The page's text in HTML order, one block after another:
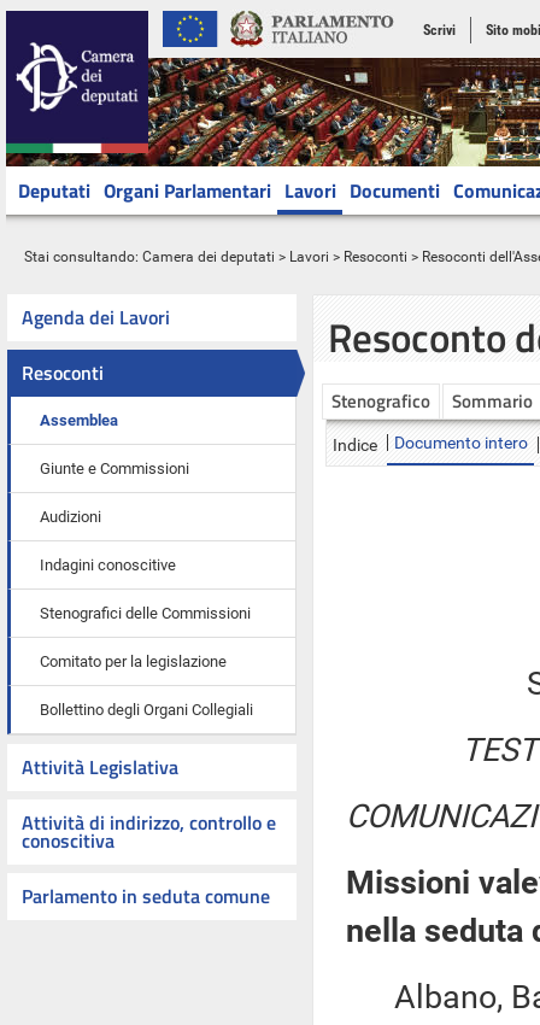
Scrivi Sito
Deputati Organi Parlamentari Lavori Documenti
Stai consultando: Camera dei deputati > Lavori > Resoconti > Resoconti
Agenda dei Lavori
Resoconti
Assemblea
Giunte e Commissioni
Audizioni
Indagini conoscitive
Stenografici delle Commissioni
Comitato per la legislazione
Bollettino degli Organi Collegiali
Attività Legislativa
Attività di indirizzo, controllo e
conoscitiva
Parlamento in seduta comune
Resoconto
Stenografico Sommario
Indice Documento intero
Missioni
nella seduta
Albano,